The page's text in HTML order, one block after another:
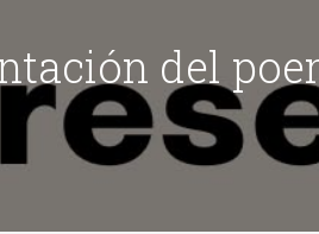
del